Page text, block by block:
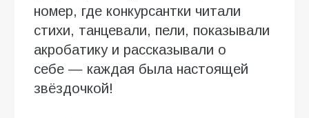
номер, где конкурсантки читали
стихи, танцевали, пели, показывали
акробатику и рассказывали о
себе — каждая была настоящей
звёздочкой!